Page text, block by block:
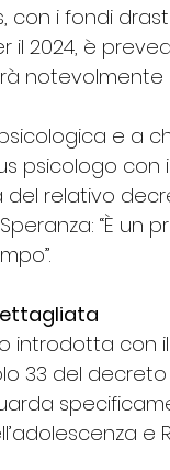
con i fondi
2024, è
notevolmente
e a
psicologo con
del relativo
“È un
introdotta con
33 del
e